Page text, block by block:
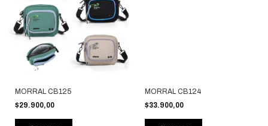
MORRAL CB125
$29.900,00
MORRAL CB124
$33.900,00